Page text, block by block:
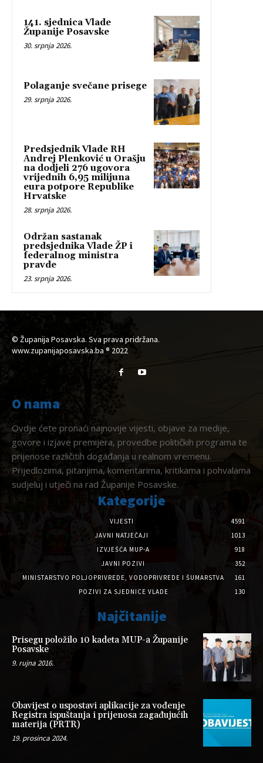
141. sjednica Vlade
Županije Posavske
30. srpnja 2026.
Polaganje svečane prisege
29. srpnja 2026.
Predsjednik Vlade RH
Andrej Plenković u Orašju
na dodjeli 276 ugovora
vrijednih 6,95 milijuna
eura potpore Republike
Hrvatske
28. srpnja 2026.
Održan sastanak
predsjednika Vlade ŽP i
federalnog ministra
pravde
23. srpnja 2026.
© Županija Posavska. Sva prava pridržana.
www.zupanijaposavska.ba ® 2022
O nama
Ovdje ćete pronaći najnovije vijesti, objave za medije,
govore i izjave premijera, provedbe političkih programa te
prijenose različitih događanja u realnom vremenu.
Prijedlozima, pitanjima, komentarima, kritikama i pohvalama
sudjeluj i utječi na rad Županije Posavske.
Kategorije
VIJESTI
4591
JAVNI NATJEČAJI
1013
IZVJEŠĆA MUP-A
918
JAVNI POZIVI
352
MINISTARSTVO POLJOPRIVREDE, VODOPRIVREDE I ŠUMARSTVA
161
POZIVI ZA SJEDNICE VLADE
130
Najčitanije
Prisegu položilo 10 kadeta MUP-a Županije
Posavske
9. rujna 2016.
Obavijest o uspostavi aplikacije za vođenje
Registra ispuštanja i prijenosa zagađujućih
materija (PRTR)
19. prosinca 2024.